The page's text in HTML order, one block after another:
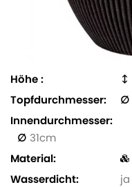
Höhe
Topfdurchmesser
Innendurchmesser
31
Material
Wasserdicht
ja